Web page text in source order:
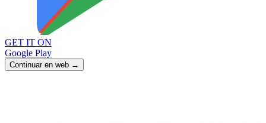
GET IT ON
Google Play
Continuar en web →